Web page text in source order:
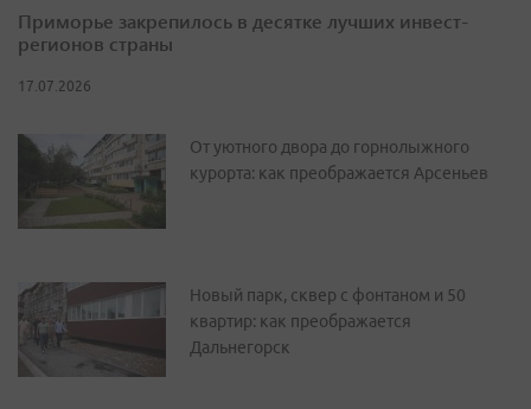
Приморье закрепилось в десятке лучших инвест-
регионов страны
17.07.2026
От уютного двора до горнолыжного
курорта: как преображается Арсеньев
Новый парк, сквер с фонтаном и 50
квартир: как преображается
Дальнегорск